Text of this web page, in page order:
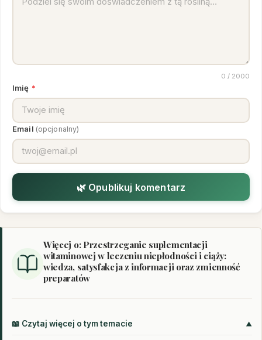
0 / 2000
Imię *
Email (opcjonalny)
🌿 Opublikuj komentarz
Więcej o: Przestrzeganie suplementacji
witaminowej w leczeniu niepłodności i ciąży:
wiedza, satysfakcja z informacji oraz zmienność
preparatów
📖 Czytaj więcej o tym temacie